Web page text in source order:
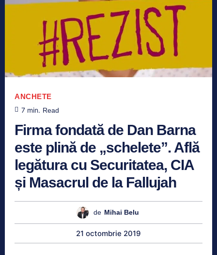
ANCHETE
7 min. Read
Firma fondată de Dan Barna
este plină de „schelete”. Află
legătura cu Securitatea, CIA
și Masacrul de la Fallujah
de Mihai Belu
21 octombrie 2019